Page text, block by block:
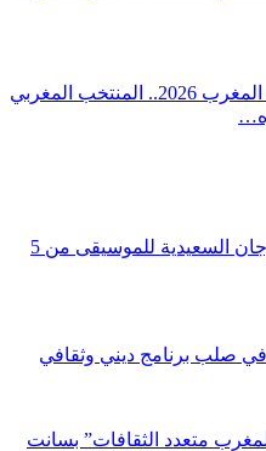
كأس أمم إفريقيا للسيدات – المغرب 2026.. المنتخب المغربي
تنظيم الدورة الأولى من مهرجان السعيدية للموسيقى من 5
في صلب برنامج ديني وثقافي
متعدد الثقافات” بسانت